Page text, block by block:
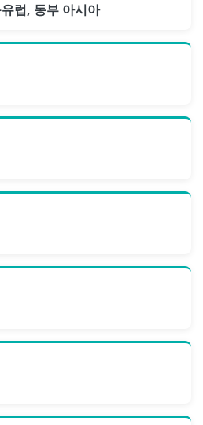
럽, 동부 아시아